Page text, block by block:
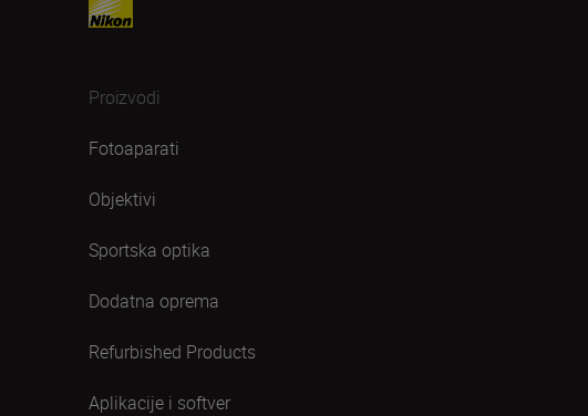
Proizvodi
Fotoaparati
Objektivi
Sportska optika
Dodatna oprema
Refurbished Products
Aplikacije i softver